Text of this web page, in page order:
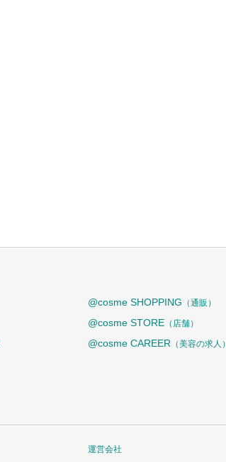
@cosme SHOPPING （通販）
@cosme STORE （店舗）
@cosme CAREER （美容の求人）
運営会社